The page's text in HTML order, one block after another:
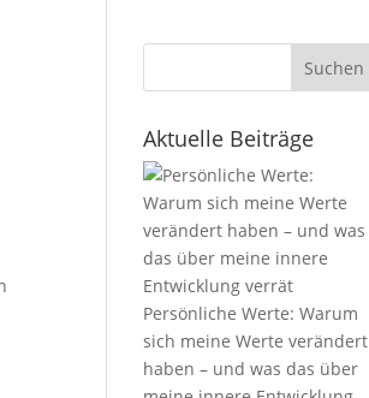
Suchen
Aktuelle Beiträge
Persönliche Werte: Warum
sich meine Werte verändert
haben – und was das über